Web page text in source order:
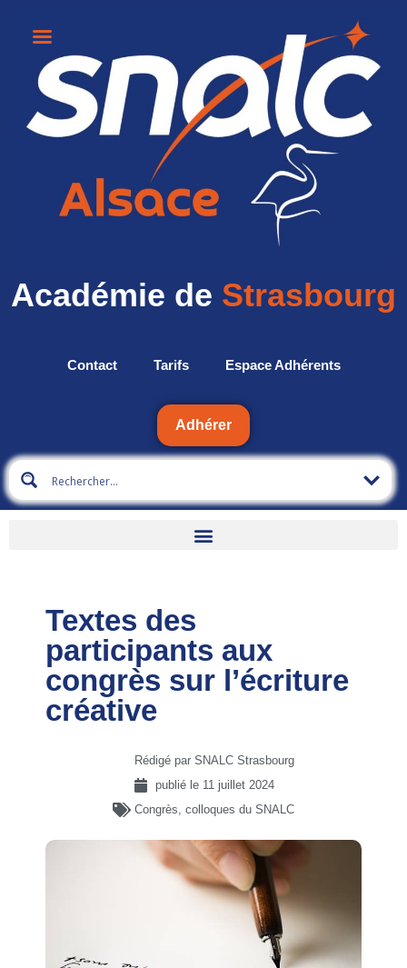
Académie de Strasbourg
Contact Tarifs Espace Adhérents
Adhérer
Textes des
participants aux
congrès sur l’écriture
créative
Rédigé par SNALC Strasbourg
publié le 11 juillet 2024
Congrès, colloques du SNALC